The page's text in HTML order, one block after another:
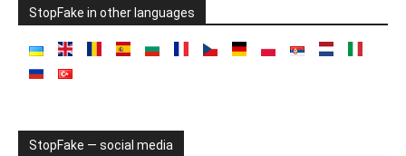
StopFake in other languages
StopFake — social media